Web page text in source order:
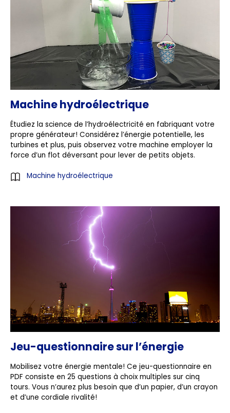
Machine hydroélectrique
Étudiez la science de l’hydroélectricité en fabriquant votre
propre générateur! Considérez l’énergie potentielle, les
turbines et plus, puis observez votre machine employer la
force d’un flot déversant pour lever de petits objets.
Machine hydroélectrique
Jeu-questionnaire sur l’énergie
Mobilisez votre énergie mentale! Ce jeu-questionnaire en
PDF consiste en 25 questions à choix multiples sur cinq
tours. Vous n’aurez plus besoin que d’un papier, d’un crayon
et d’une cordiale rivalité!